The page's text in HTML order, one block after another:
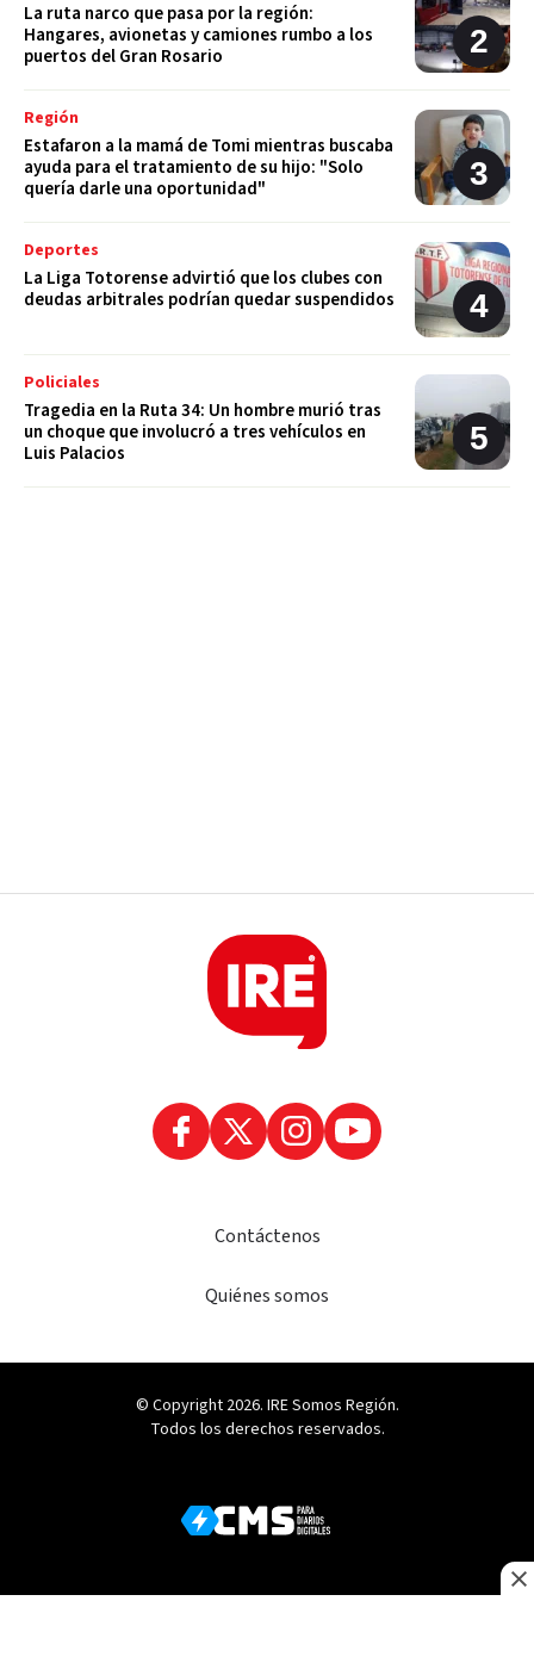
La ruta narco que pasa por la región:
Hangares, avionetas y camiones rumbo a los
puertos del Gran Rosario
Región
Estafaron a la mamá de Tomi mientras buscaba
ayuda para el tratamiento de su hijo: "Solo
quería darle una oportunidad"
Deportes
La Liga Totorense advirtió que los clubes con
deudas arbitrales podrían quedar suspendidos
Policiales
Tragedia en la Ruta 34: Un hombre murió tras
un choque que involucró a tres vehículos en
Luis Palacios
Contáctenos
Quiénes somos
© Copyright 2026. IRE Somos Región.
Todos los derechos reservados.